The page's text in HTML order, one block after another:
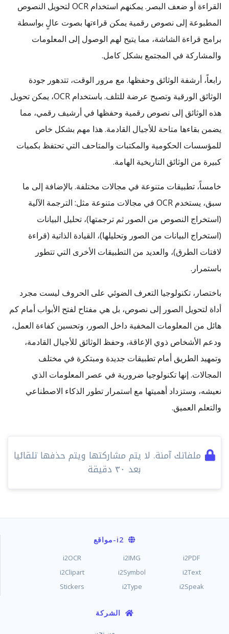
القراءة أو ضعف البصر. يمكنهم استخدام OCR لتحويل النصوص
المطبوعة إلى نصوص رقمية يمكن قراءتها بصوت عالٍ بواسطة
برامج قراءة الشاشة، مما يتيح لهم الوصول إلى المعلومات
والمشاركة في المجتمع بشكل كامل.
رابعاً، أرشفة الوثائق وحفظها. مع مرور الوقت، تتدهور جودة
الوثائق الورقية وتصبح عرضة للتلف. باستخدام OCR، يمكن تحويل
هذه الوثائق إلى نصوص رقمية وحفظها في أرشيف رقمي، مما
يضمن بقاءها متاحة للأجيال القادمة. هذا مهم بشكل خاص
للمؤسسات الحكومية والمكتبات والمتاحف التي تحتفظ بكميات
كبيرة من الوثائق التاريخية الهامة.
خامساً، تطبيقات متنوعة في مجالات مختلفة. بالإضافة إلى ما
سبق، يستخدم OCR في مجالات متنوعة مثل: الترجمة الآلية
(استخراج النصوص من الصور ثم ترجمتها)، تحليل البيانات
(استخراج البيانات من الصور وتحليلها)، القيادة الذاتية (قراءة
لافتات الطرق)، والعديد من التطبيقات الأخرى التي تتطور
باستمرار.
باختصار، تكنولوجيا التعرف الضوئي على الحروف ليست مجرد
أداة لتحويل الصور إلى نصوص، بل هي مفتاح لفتح الأبواب أمام كم
هائل من المعلومات المخفية داخل الصور، وتحسين كفاءة العمل،
ودعم الأشخاص ذوي الإعاقة، وحفظ الوثائق للأجيال القادمة،
وتمهيد الطريق أمام تطبيقات جديدة ومبتكرة في مختلف
المجالات. إنها تكنولوجيا ضرورية في عصر المعلومات الذي
نعيشه، وستزداد أهميتها مع استمرار تطور الذكاء الاصطناعي
والتعلم العميق.
ملفاتك آمنة. لا يتم مشاركتها ويتم حذفها تلقائيا
بعد ٣٠ دقيقة
i2-مواقع
i2PDF
i2IMG
i2OCR
i2Text
i2Symbol
i2Clipart
i2Speak
i2Type
Stickers
الشركة